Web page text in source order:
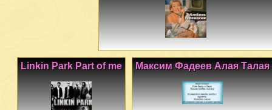
Максим Фадеев Алая Талая
Linkin Park Part of me